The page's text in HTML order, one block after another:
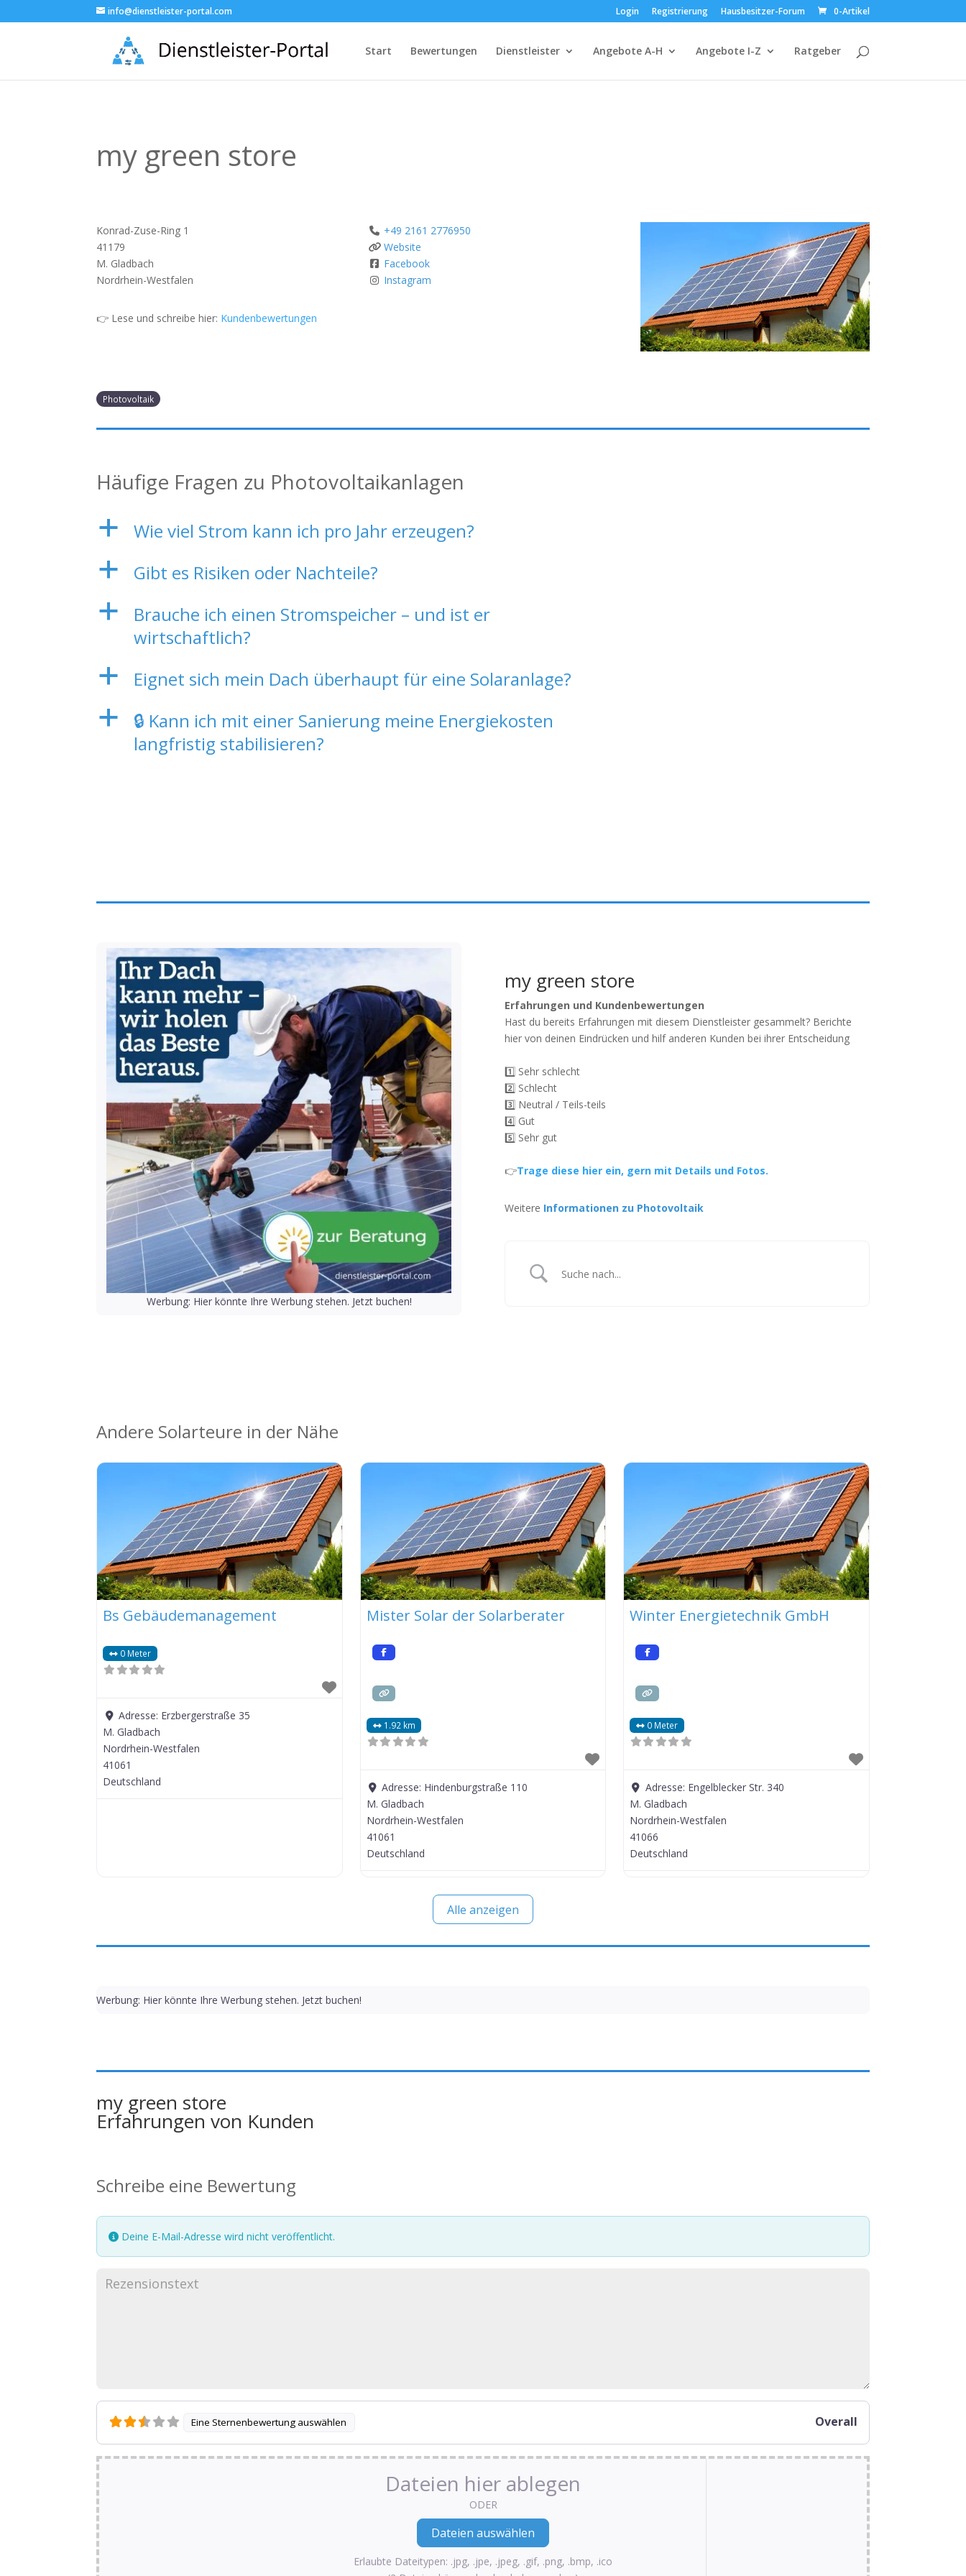
info@dienstleister-portal.com Login Registrierung Hausbesitzer-Forum 0-Artikel
Start Bewertungen Dienstleister Angebote A-H Angebote I-Z Ratgeber
my green store
Konrad-Zuse-Ring 1
41179
M. Gladbach
Nordrhein-Westfalen
👉 Lese und schreibe hier: Kundenbewertungen
+49 2161 2776950
Website
Facebook
Instagram
Photovoltaik
Häufige Fragen zu Photovoltaikanlagen
a Wie viel Strom kann ich pro Jahr erzeugen?
a Gibt es Risiken oder Nachteile?
a
Brauche ich einen Stromspeicher – und ist er
wirtschaftlich?
a Eignet sich mein Dach überhaupt für eine Solaranlage?
a
🔒 Kann ich mit einer Sanierung meine Energiekosten
langfristig stabilisieren?
Werbung: Hier könnte Ihre Werbung stehen. Jetzt buchen!
my green store
Erfahrungen und Kundenbewertungen
Hast du bereits Erfahrungen mit diesem Dienstleister gesammelt? Berichte
hier von deinen Eindrücken und hilf anderen Kunden bei ihrer Entscheidung
1️⃣ Sehr schlecht
2️⃣ Schlecht
3️⃣ Neutral / Teils-teils
4️⃣ Gut
5️⃣ Sehr gut
👉Trage diese hier ein, gern mit Details und Fotos.
Weitere Informationen zu Photovoltaik
Andere Solarteure in der Nähe
Bs Gebäudemanagement
0 Meter
Adresse: Erzbergerstraße 35
M. Gladbach
Nordrhein-Westfalen
41061
Deutschland
Mister Solar der Solarberater
1.92 km
Adresse: Hindenburgstraße 110
M. Gladbach
Nordrhein-Westfalen
41061
Deutschland
Winter Energietechnik GmbH
0 Meter
Adresse: Engelblecker Str. 340
M. Gladbach
Nordrhein-Westfalen
41066
Deutschland
Alle anzeigen
Werbung: Hier könnte Ihre Werbung stehen. Jetzt buchen!
my green store
Erfahrungen von Kunden
Schreibe eine Bewertung
Deine E-Mail-Adresse wird nicht veröffentlicht.
Eine Sternenbewertung auswählen Overall
Dateien hier ablegen
ODER
Erlaubte Dateitypen: .jpg, .jpe, .jpeg, .gif, .png, .bmp, .ico